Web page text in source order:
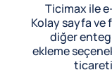
Ticimax ile
Kolay sayfa ve
diğer
ekleme